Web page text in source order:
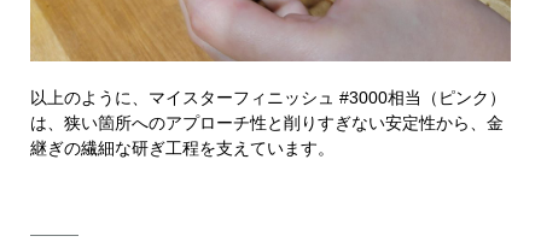
以上のように、マイスターフィニッシュ #3000相当（ピンク）
は、狭い箇所へのアプローチ性と削りすぎない安定性から、金
継ぎの繊細な研ぎ工程を支えています。